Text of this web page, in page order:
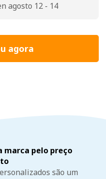
agosto 12 - 14
agora
marca pelo preço
são um